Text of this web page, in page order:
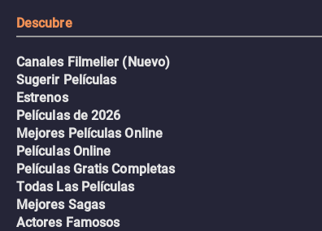
Descubre
Canales Filmelier (Nuevo)
Sugerir Películas
Estrenos
Películas de 2026
Mejores Películas Online
Películas Online
Películas Gratis Completas
Todas Las Películas
Mejores Sagas
Actores Famosos